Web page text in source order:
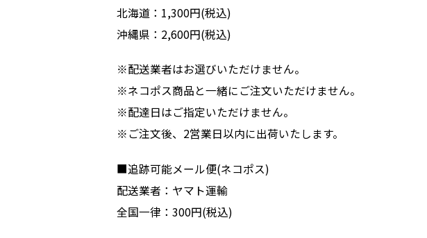
北海道：1,300円(税込)
沖縄県：2,600円(税込)
※配送業者はお選びいただけません。
※ネコポス商品と一緒にご注文いただけません。
※配達日はご指定いただけません。
※ご注文後、2営業日以内に出荷いたします。
■追跡可能メール便(ネコポス)
配送業者：ヤマト運輸
全国一律：300円(税込)